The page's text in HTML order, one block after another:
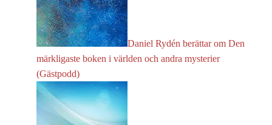
Daniel Rydén berättar om Den
märkligaste boken i världen och andra mysterier
(Gästpodd)